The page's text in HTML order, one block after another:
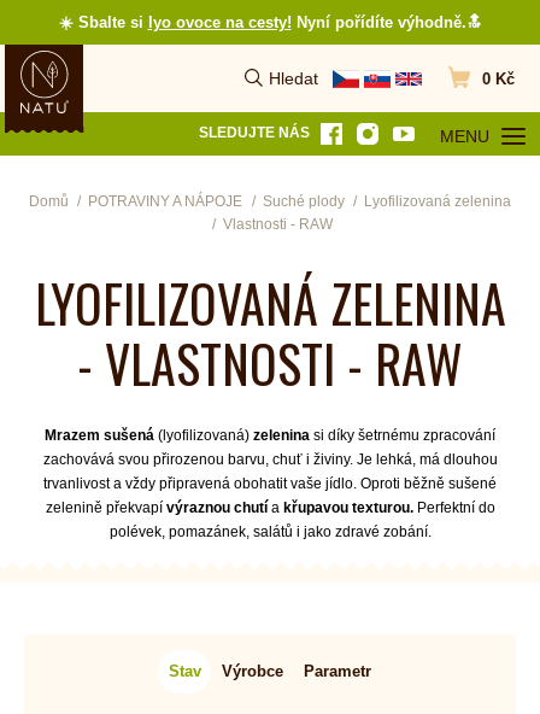
☀️ Sbalte si lyo ovoce na cesty! Nyní pořídíte výhodně.🔝
Hledat
Vyhledat Přejít do
0 Kč
SLEDUJTE NÁS MENU
OTEVŘÍT
Domů POTRAVINY A NÁPOJE Suché plody
Lyofilizovaná zelenina
Vlastnosti - RAW
LYOFILIZOVANÁ ZELENINA
- VLASTNOSTI - RAW
Mrazem sušená (lyofilizovaná) zelenina si díky šetrnému zpracování
zachovává svou přirozenou barvu, chuť i živiny. Je lehká, má dlouhou
trvanlivost a vždy připravená obohatit vaše jídlo. Oproti běžně sušené
zelenině překvapí výraznou chutía křupavou texturou. Perfektní do
polévek, pomazánek, salátů i jako zdravé zobání.
Stav Výrobce Parametr